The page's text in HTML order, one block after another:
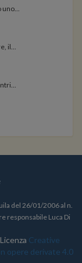
uno...
il...
del 26/01/2006 al n.
responsabile Luca Di
Creative
opere derivate 4.0